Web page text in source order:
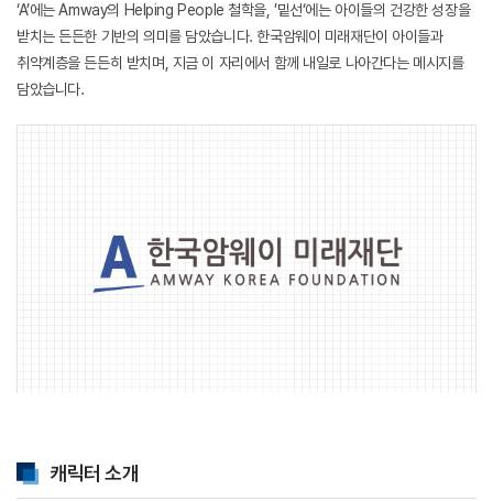
‘A’에는 Amway의 Helping People 철학을, ’밑선‘에는 아이들의 건강한 성장을
받치는 든든한 기반의 의미를 담았습니다. 한국암웨이 미래재단이 아이들과
취약계층을 든든히 받치며, 지금 이 자리에서 함께 내일로 나아간다는 메시지를
담았습니다.
캐릭터 소개